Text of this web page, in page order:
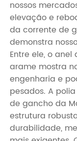
nossos
elevação e
da corrente de
demonstra
Entre ele, o
arame mostra
engenharia e
pesados. A
de gancho da
estrutura
durabilidade,